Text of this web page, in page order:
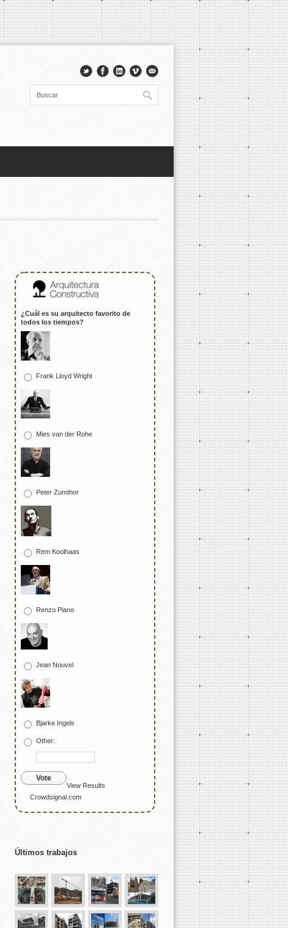
¿Cuál es su arquitecto favorito de
todos los tiempos?
Frank Lloyd Wright
Mies van der Rohe
Peter Zumthor
Rem Koolhaas
Renzo Piano
Jean Nouvel
Bjarke Ingels
Other:
Vote
View Results
Crowdsignal.com
Últimos trabajos